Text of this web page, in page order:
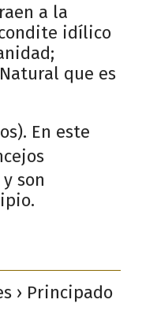
a la
idílico
que es
En este
son
› Principado